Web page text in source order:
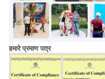
हमारे प्रमाण पत्र